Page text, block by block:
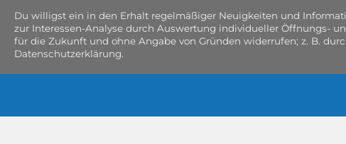
Du willigst ein in den Erhalt regelmäßiger Neuigkeiten und
zur Interessen-Analyse durch Auswertung individueller Öffnungs-
für die Zukunft und ohne Angabe von Gründen widerrufen; z. B.
Datenschutzerklärung.